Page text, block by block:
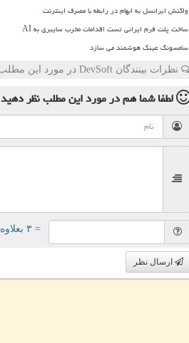
واکنش ایرانسل به ابهام در رابطه با مصرف اینترنت
ساخت پلت فرم ایرانی تست اقدامات مخرب سایبری به AI
سامسونگ عینک هوشمند می سازد
نظرات بینندگان DevSoft در مورد این مطلب
لطفا شما همدر مورد این مطلبنظر دهید
= ۳ بعلاوه ۱
ارسال نظر